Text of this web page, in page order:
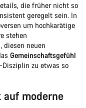
die früher nicht so
geregelt sein. In
um hochkarätige
stehen
diesen neuen
Gemeinschaftsgefühl
Disziplin zu etwas so
auf moderne